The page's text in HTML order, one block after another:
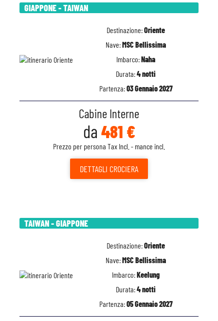
GIAPPONE - TAIWAN
Destinazione:Oriente
Nave:MSC Bellissima
Imbarco:Naha
Durata:4 notti
Partenza:03 Gennaio 2027
Cabine Interne
da 481 €
Prezzo per persona Tax Incl. - mance incl.
DETTAGLI CROCIERA
TAIWAN - GIAPPONE
Destinazione:Oriente
Nave:MSC Bellissima
Imbarco:Keelung
Durata:4 notti
Partenza:05 Gennaio 2027